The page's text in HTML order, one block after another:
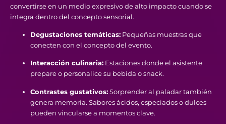
convertirse en un medio expresivo de alto impacto cuando se
integra dentro del concepto sensorial.
Degustaciones temáticas: Pequeñas muestras que
conecten con el concepto del evento.
Interacción culinaria: Estaciones donde el asistente
prepare o personalice su bebida o snack.
Contrastes gustativos:Sorprender al paladar también
genera memoria. Sabores ácidos, especiados o dulces
pueden vincularse a momentos clave.